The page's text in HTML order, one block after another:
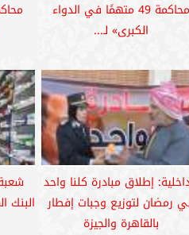
محاكمة 49 متهمًا في الدواء
الكبرى» لـ...
إطلاق مبادرة كلنا واحد
رمضان لتوزيع وجبات إفطار
بالقاهرة والجيزة
البنك